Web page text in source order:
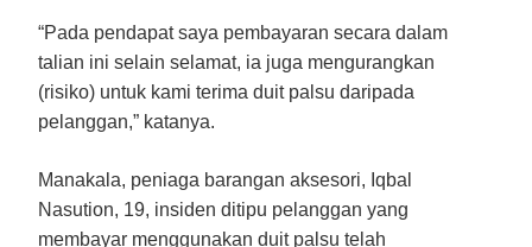
“Pada pendapat saya pembayaran secara dalam
talian ini selain selamat, ia juga mengurangkan
(risiko) untuk kami terima duit palsu daripada
pelanggan,” katanya.
Manakala, peniaga barangan aksesori, Iqbal
Nasution, 19, insiden ditipu pelanggan yang
membayar menggunakan duit palsu telah